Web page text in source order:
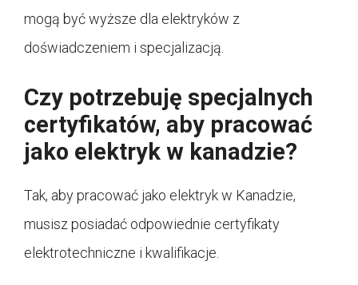
mogą być wyższe dla elektryków z
doświadczeniem i specjalizacją.
Czy potrzebuję specjalnych
certyfikatów, aby pracować
jako elektryk w kanadzie?
Tak, aby pracować jako elektryk w Kanadzie,
musisz posiadać odpowiednie certyfikaty
elektrotechniczne i kwalifikacje.